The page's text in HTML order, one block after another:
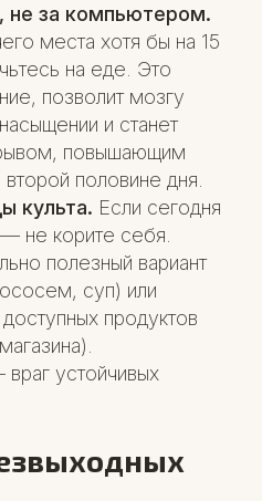
не за компьютером.
места хотя бы на 15
на еде. Это
позволит мозгу
и станет
повышающим
второй половине дня.
культа. Если сегодня
не корите себя.
полезный вариант
суп) или
продуктов
устойчивых